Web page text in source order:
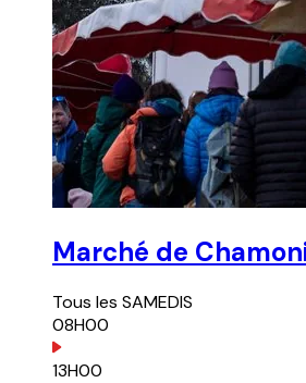
Marché de
Tous les SAMEDIS
08H00
13H00